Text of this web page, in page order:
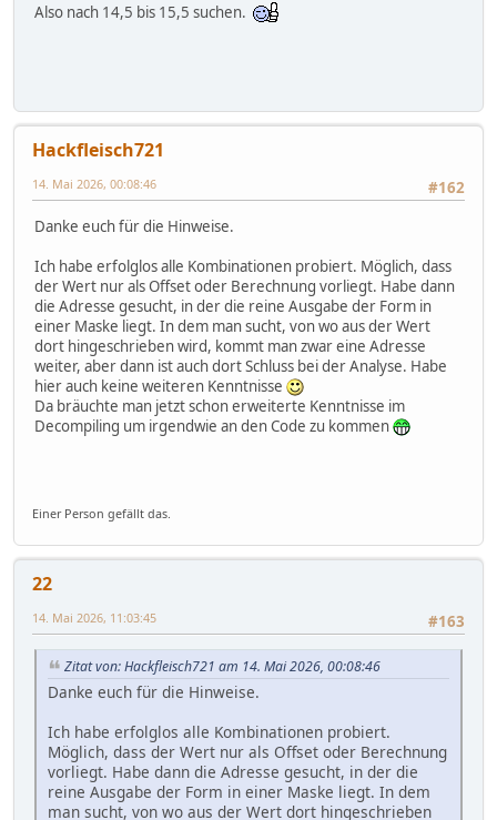
Also nach 14,5 bis 15,5 suchen.
Hackfleisch721
#162
14. Mai 2026, 00:08:46
Danke euch für die Hinweise.
Ich habe erfolglos alle Kombinationen probiert. Möglich, dass
der Wert nur als Offset oder Berechnung vorliegt. Habe dann
die Adresse gesucht, in der die reine Ausgabe der Form in
einer Maske liegt. In dem man sucht, von wo aus der Wert
dort hingeschrieben wird, kommt man zwar eine Adresse
weiter, aber dann ist auch dort Schluss bei der Analyse. Habe
hier auch keine weiteren Kenntnisse
Da bräuchte man jetzt schon erweiterte Kenntnisse im
Decompiling um irgendwie an den Code zu kommen
Einer Person gefällt das.
22
#163
14. Mai 2026, 11:03:45
Zitat von: Hackfleisch721 am 14. Mai 2026, 00:08:46
Danke euch für die Hinweise.
Ich habe erfolglos alle Kombinationen probiert.
Möglich, dass der Wert nur als Offset oder Berechnung
vorliegt. Habe dann die Adresse gesucht, in der die
reine Ausgabe der Form in einer Maske liegt. In dem
man sucht, von wo aus der Wert dort hingeschrieben